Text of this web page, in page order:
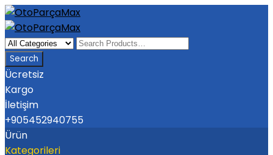
Ücretsiz
Kargo
İletişim
+905452940755
Ürün
Kategorileri